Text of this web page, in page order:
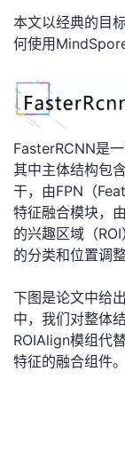
动
关
注
的
开
者
学
我
的
我
我
的
Programs
我
支
持
的
技
我
的
本文以经典的目
何使用
FasterRCNN是
其中主体结构包
干，由FPN（
特征融合模块，
的兴趣区域（
的分类和位置调
下图是论文中给
中，我们对整体
ROIAlign模组代
特征的融合组件。